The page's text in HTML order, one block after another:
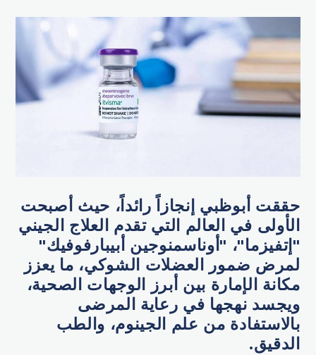
حققت أبوظبي إنجازاً رائداً، حيث أصبحت
الأولى في العالم التي تقدم العلاج الجيني
"إتفيزما"، "أوناسمنوجين أبيبارفوفيك"
لمرض ضمور العضلات الشوكي، ما يعزز
مكانة الإمارة بين أبرز الوجهات الصحية،
ويجسد نهجها في رعاية المرضى
بالاستفادة من علم الجينوم، والطب
الدقيق.